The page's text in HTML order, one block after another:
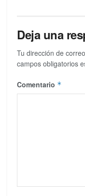
Deja una
Tu dirección de
campos obligatorios
Comentario *